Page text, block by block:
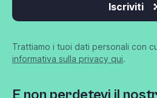
Iscriviti
Trattiamo i tuoi dati personali con
informativa sulla privacy qui.